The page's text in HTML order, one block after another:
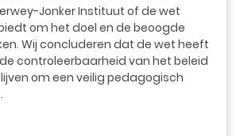
Jonker Instituut of de wet
om het doel en de beoogde
Wij concluderen dat de wet heeft
controleerbaarheid van het beleid
om een veilig pedagogisch